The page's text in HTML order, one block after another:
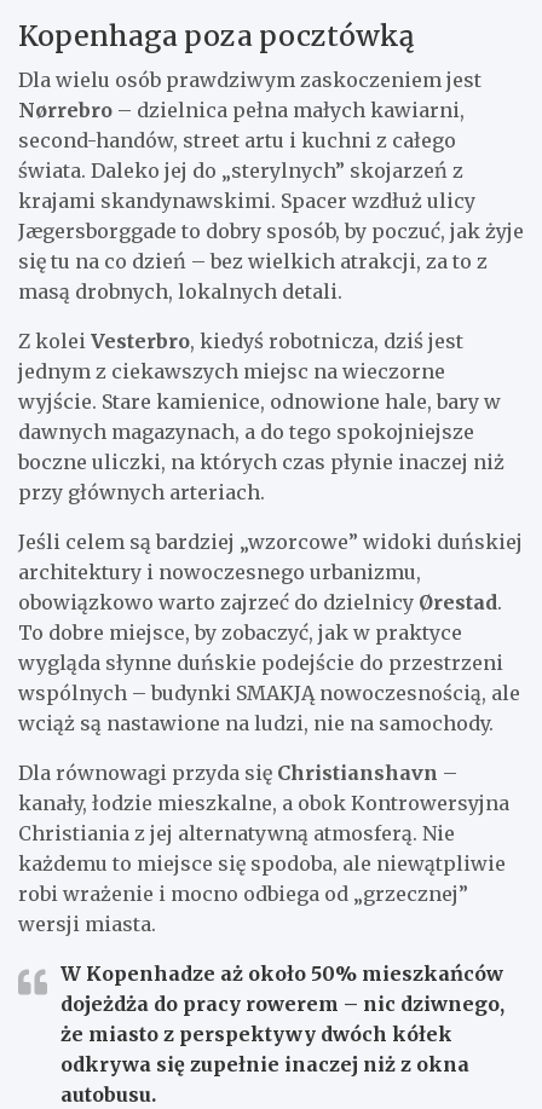
Kopenhaga poza pocztówką
Dla wielu osób prawdziwym zaskoczeniem jest
Nørrebro – dzielnica pełna małych kawiarni,
second-handów, street artu i kuchni z całego
świata. Daleko jej do „sterylnych” skojarzeń z
krajami skandynawskimi. Spacer wzdłuż ulicy
Jægersborggade to dobry sposób, by poczuć, jak żyje
się tu na co dzień – bez wielkich atrakcji, za to z
masą drobnych, lokalnych detali.
Z kolei Vesterbro, kiedyś robotnicza, dziś jest
jednym z ciekawszych miejsc na wieczorne
wyjście. Stare kamienice, odnowione hale, bary w
dawnych magazynach, a do tego spokojniejsze
boczne uliczki, na których czas płynie inaczej niż
przy głównych arteriach.
Jeśli celem są bardziej „wzorcowe” widoki duńskiej
architektury i nowoczesnego urbanizmu,
obowiązkowo warto zajrzeć do dzielnicy Ørestad.
To dobre miejsce, by zobaczyć, jak w praktyce
wygląda słynne duńskie podejście do przestrzeni
wspólnych – budynki SMAKJĄ nowoczesnością, ale
wciąż są nastawione na ludzi, nie na samochody.
Dla równowagi przyda się Christianshavn –
kanały, łodzie mieszkalne, a obok Kontrowersyjna
Christiania z jej alternatywną atmosferą. Nie
każdemu to miejsce się spodoba, ale niewątpliwie
robi wrażenie i mocno odbiega od „grzecznej”
wersji miasta.
W Kopenhadze aż około 50% mieszkańców
dojeżdża do pracy rowerem – nic dziwnego,
że miasto z perspektywy dwóch kółek
odkrywa się zupełnie inaczej niż z okna
autobusu.